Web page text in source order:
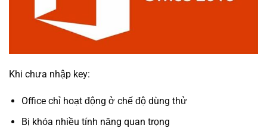
Khi chưa nhập key:
Office chỉ hoạt động ở chế độ dùng thử
Bị khóa nhiều tính năng quan trọng